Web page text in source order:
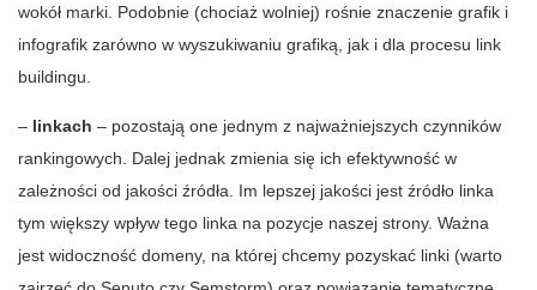
wokół marki. Podobnie (chociaż wolniej) rośnie znaczenie grafik i
infografik zarówno w wyszukiwaniu grafiką, jak i dla procesu link
buildingu.
– linkach – pozostają one jednym z najważniejszych czynników
rankingowych. Dalej jednak zmienia się ich efektywność w
zależności od jakości źródła. Im lepszej jakości jest źródło linka
tym większy wpływ tego linka na pozycje naszej strony. Ważna
jest widoczność domeny, na której chcemy pozyskać linki (warto